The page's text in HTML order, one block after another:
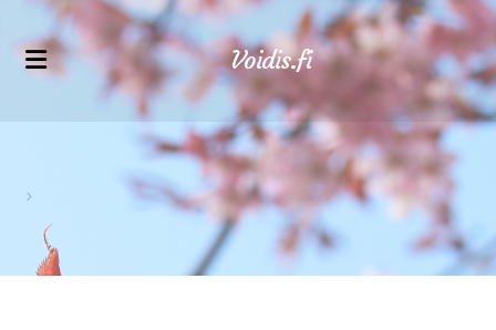
Voidis.fi
Äänihyvinvointikoulutukset
VoiceWell®-hoitajakoulutus
Verkkokurssit ammattilaisille